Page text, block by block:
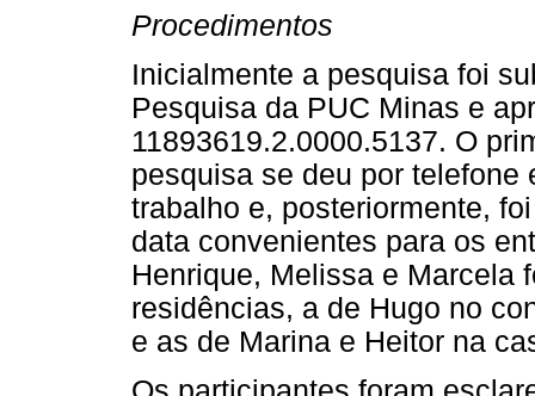
Procedimentos
Inicialmente a pesquisa foi
Pesquisa da PUC Minas e
11893619.2.0000.5137. O
pesquisa se deu por
trabalho e, posteriormente,
data convenientes para os
Henrique, Melissa e Marcela
residências, a de Hugo no
e as de Marina e Heitor na